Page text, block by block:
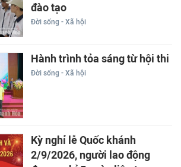
đào tạo
Đời sống - Xã hội
Hành trình tỏa sáng từ hội thi
Đời sống - Xã hội
Kỳ nghỉ lễ Quốc khánh
2/9/2026, người lao động